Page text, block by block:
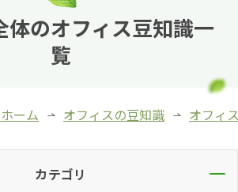
をご検討の方
検討の方
体のオフィス豆知識一
覧
ーム オフィスの豆知識 オフィ
カテゴリ